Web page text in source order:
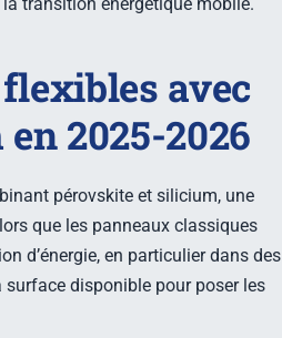
avec
2025-2026
pérovskite et silicium, une
que les panneaux classiques
d’énergie, en particulier dans des
disponible pour poser les